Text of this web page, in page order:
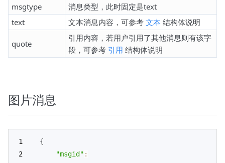
msgtype
消息类型，此时固定是text
text
文本消息内容，可参考 文本 结构体说明
quote
引用内容，若用户引用了其他消息则有该字
段，可参考 引用 结构体说明
图片消息
{
"msgid" :